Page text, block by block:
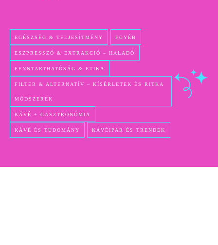
EGÉSZSÉG & TELJESÍTMÉNY EGYÉB
ESZPRESSZÓ & EXTRAKCIÓ – HALADÓ
FENNTARTHATÓSÁG & ETIKA
FILTER & ALTERNATÍV – KÍSÉRLETEK ÉS RITKA
MÓDSZEREK
KÁVÉ + GASZTRONÓMIA
KÁVÉ ÉS TUDOMÁNY KÁVÉIPAR ÉS TRENDEK